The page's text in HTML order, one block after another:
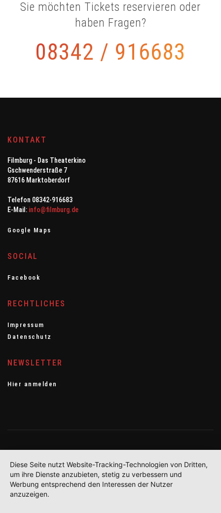
Sie möchten Tickets reservieren oder
haben Fragen?
08342 / 916683
KONTAKT
Filmburg - Das Theaterkino
Gschwenderstraße 7
87616 Marktoberdorf
Telefon 08342-916683
E-Mail: info@filmburg.de
Google Maps
SOCIAL
Facebook
RECHTLICHES
Impressum
Datenschutz
NEWSLETTER
Hier anmelden
Diese Seite nutzt Website-Tracking-Technologien von Dritten,
um ihre Dienste anzubieten, stetig zu verbessern und
Werbung entsprechend den Interessen der Nutzer
anzuzeigen.